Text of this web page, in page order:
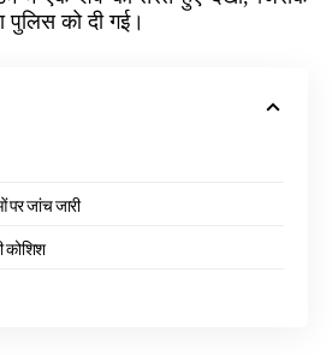
पुलिस को दी गई।
जांच जारी
कोशिश